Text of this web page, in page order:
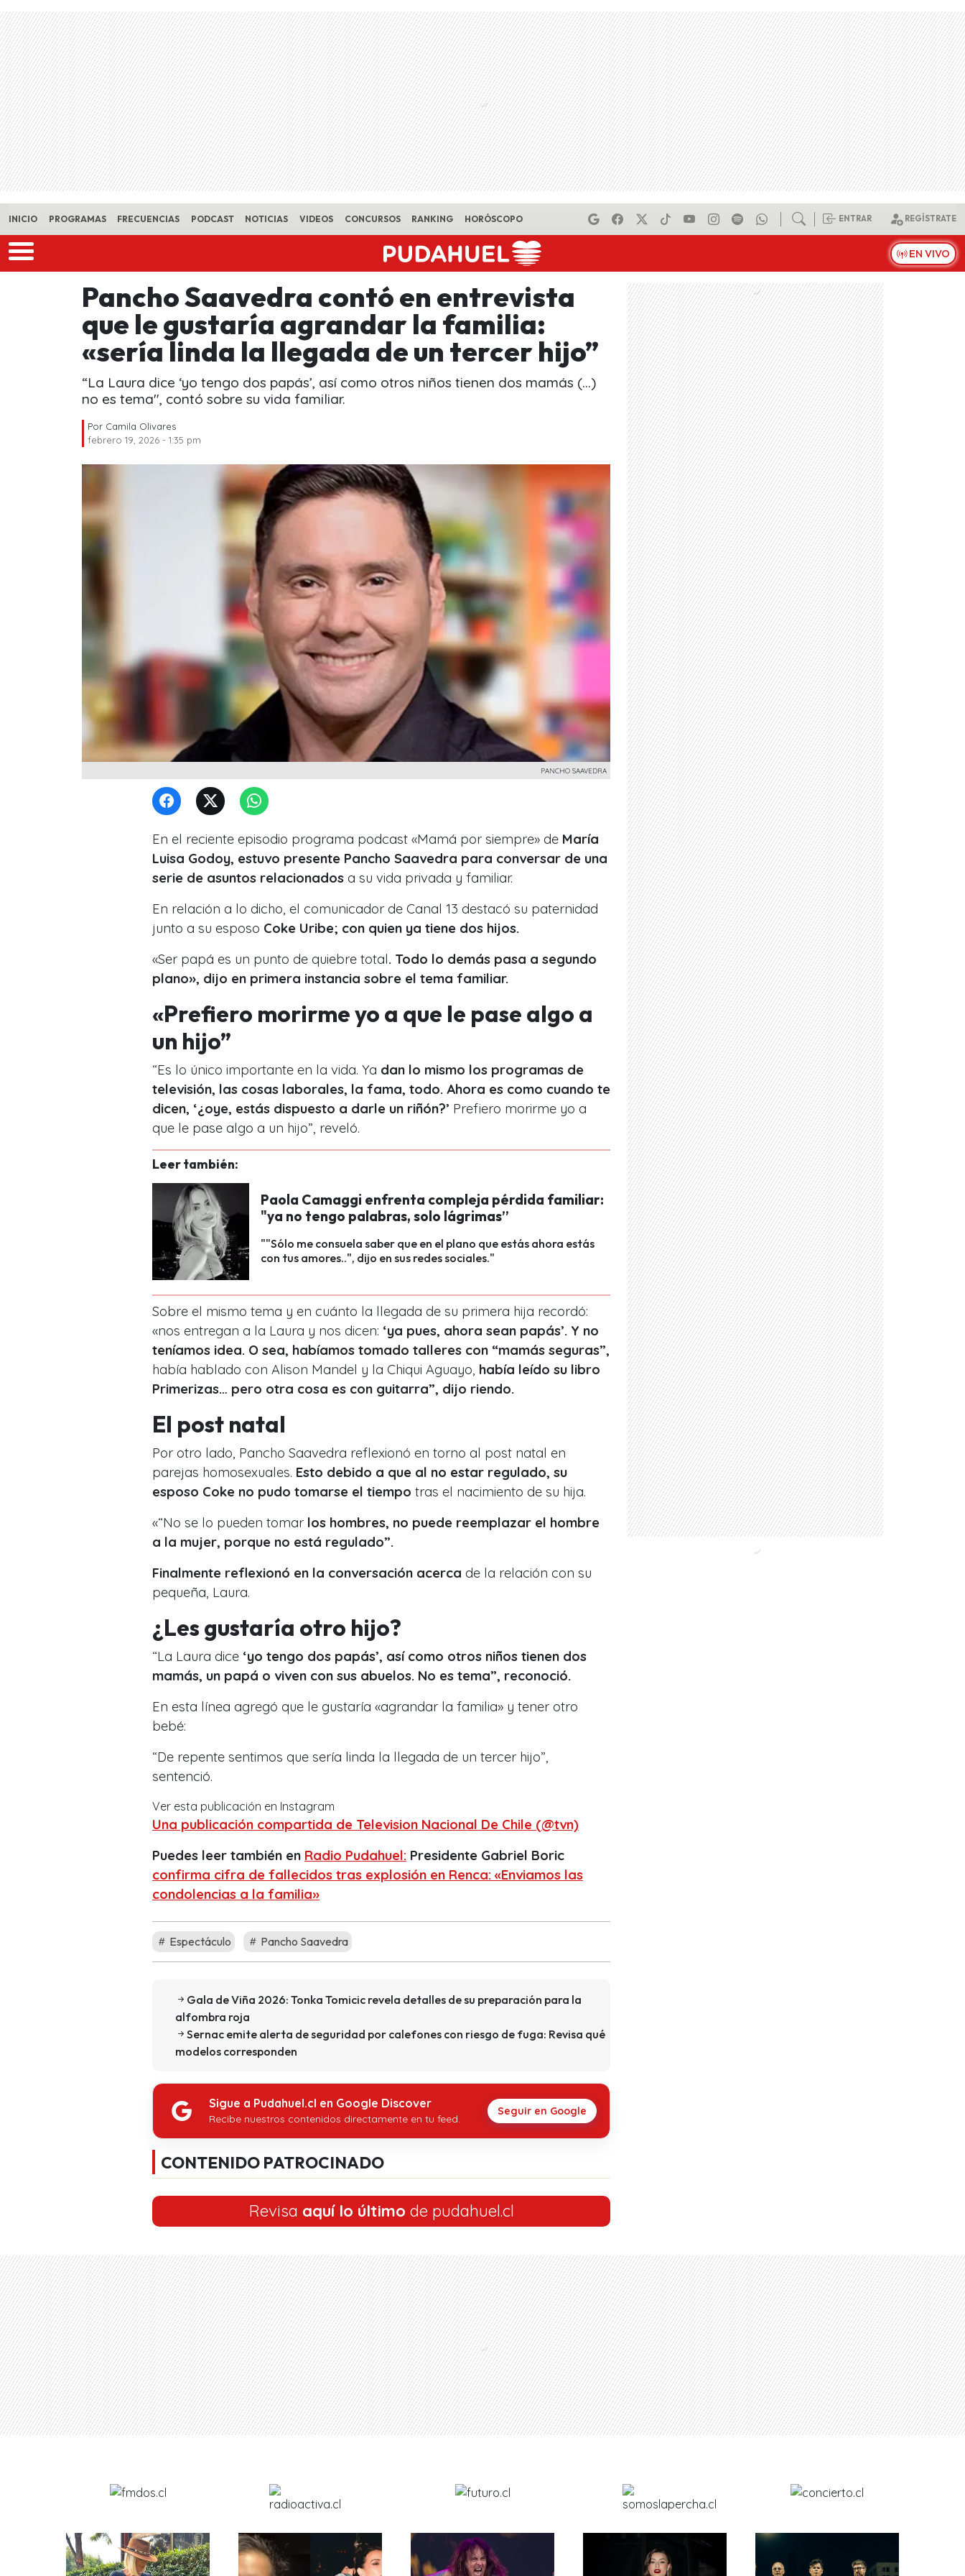
Skip to main content
INICIO PROGRAMAS FRECUENCIAS PODCAST NOTICIAS VIDEOS CONCURSOS RANKING HORÓSCOPO ENTRAR REGÍSTRATE
EN VIVO
Pancho Saavedra contó en entrevista
que le gustaría agrandar la familia:
«sería linda la llegada de un tercer hijo”
“La Laura dice ‘yo tengo dos papás’, así como otros niños tienen dos mamás (...)
no es tema", contó sobre su vida familiar.
Por Camila Olivares
febrero 19, 2026 - 1:35 pm
PANCHO SAAVEDRA
En el reciente episodio programa podcast «Mamá por siempre» de María
Luisa Godoy, estuvo presente Pancho Saavedra para conversar de una
serie de asuntos relacionados a su vida privada y familiar.
En relación a lo dicho, el comunicador de Canal 13 destacó su paternidad
junto a su esposo Coke Uribe; con quien ya tiene dos hijos.
«Ser papá es un punto de quiebre total. Todo lo demás pasa a segundo
plano», dijo en primera instancia sobre el tema familiar.
«Prefiero morirme yo a que le pase algo a
un hijo”
“Es lo único importante en la vida. Ya dan lo mismo los programas de
televisión, las cosas laborales, la fama, todo. Ahora es como cuando te
dicen, ‘¿oye, estás dispuesto a darle un riñón?’ Prefiero morirme yo a
que le pase algo a un hijo”, reveló.
Leer también:
Paola Camaggi enfrenta compleja pérdida familiar:
"ya no tengo palabras, solo lágrimas”
""Sólo me consuela saber que en el plano que estás ahora estás
con tus amores..", dijo en sus redes sociales."
Sobre el mismo tema y en cuánto la llegada de su primera hija recordó:
«nos entregan a la Laura y nos dicen: ‘ya pues, ahora sean papás’. Y no
teníamos idea. O sea, habíamos tomado talleres con “mamás seguras”,
había hablado con Alison Mandel y la Chiqui Aguayo, había leído su libro
Primerizas… pero otra cosa es con guitarra”, dijo riendo.
El post natal
Por otro lado, Pancho Saavedra reflexionó en torno al post natal en
parejas homosexuales. Esto debido a que al no estar regulado, su
esposo Coke no pudo tomarse el tiempo tras el nacimiento de su hija.
«“No se lo pueden tomar los hombres, no puede reemplazar el hombre
a la mujer, porque no está regulado”.
Finalmente reflexionó en la conversación acerca de la relación con su
pequeña, Laura.
¿Les gustaría otro hijo?
“La Laura dice ‘yo tengo dos papás’, así como otros niños tienen dos
mamás, un papá o viven con sus abuelos. No es tema”, reconoció.
En esta línea agregó que le gustaría «agrandar la familia» y tener otro
bebé:
“De repente sentimos que sería linda la llegada de un tercer hijo”,
sentenció.
Ver esta publicación en Instagram
Una publicación compartida de Television Nacional De Chile (@tvn)
Puedes leer también en Radio Pudahuel: Presidente Gabriel Boric
confirma cifra de fallecidos tras explosión en Renca: «Enviamos las
condolencias a la familia»
Espectáculo Pancho Saavedra
Gala de Viña 2026: Tonka Tomicic revela detalles de su preparación para la
alfombra roja
Sernac emite alerta de seguridad por calefones con riesgo de fuga: Revisa qué
modelos corresponden
Sigue a Pudahuel.cl en Google Discover
Recibe nuestros contenidos directamente en tu feed.
Seguir en Google
CONTENIDO PATROCINADO
Revisa aquí lo último de pudahuel.cl